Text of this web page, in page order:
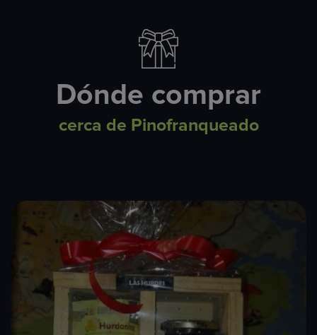
Dónde comprar
cerca de Pinofranqueado